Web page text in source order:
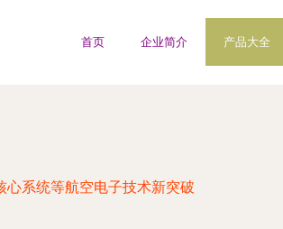
首页 企业简介 产品大全
心系统等航空电子技术新突破